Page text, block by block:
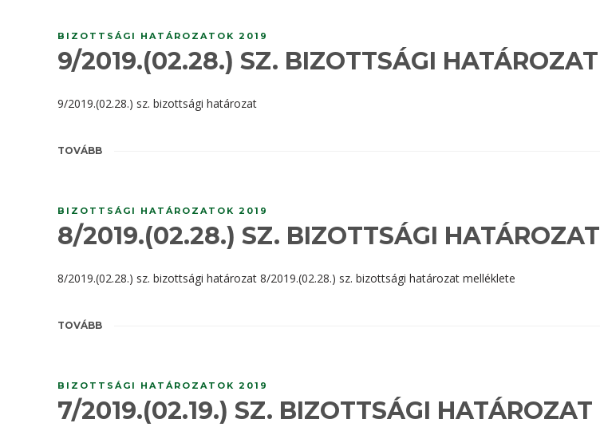
BIZOTTSÁGI HATÁROZATOK 2019
9/2019.(02.28.) SZ. BIZOTTSÁGI HATÁROZAT
9/2019.(02.28.) sz. bizottsági határozat
TOVÁBB
BIZOTTSÁGI HATÁROZATOK 2019
8/2019.(02.28.) SZ. BIZOTTSÁGI HATÁROZAT
8/2019.(02.28.) sz. bizottsági határozat 8/2019.(02.28.) sz. bizottsági határozat melléklete
TOVÁBB
BIZOTTSÁGI HATÁROZATOK 2019
7/2019.(02.19.) SZ. BIZOTTSÁGI HATÁROZAT